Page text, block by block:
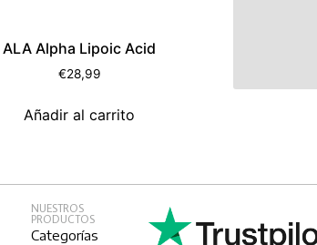
ALA Alpha Lipoic Acid
€28,99
Añadir al carrito
NUESTROS
PRODUCTOS
Categorías